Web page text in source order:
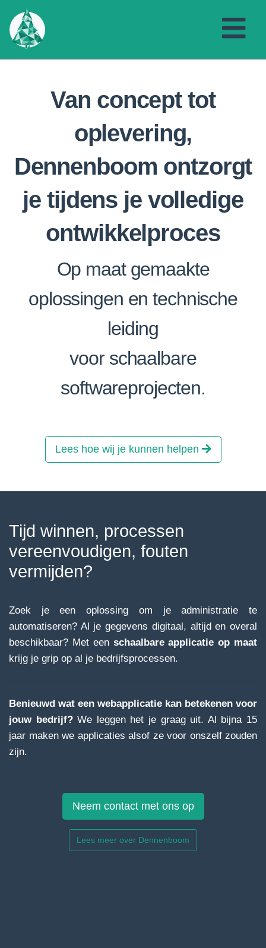
Van concept tot
oplevering,
Dennenboom ontzorgt
je tijdens je volledige
ontwikkelproces
Op maat gemaakte
oplossingen en technische
leiding
voor schaalbare
softwareprojecten.
Lees hoe wij je kunnen helpen
Tijd winnen, processen
vereenvoudigen, fouten
vermijden?
Zoek je een oplossing om je administratie te
automatiseren? Al je gegevens digitaal, altijd en overal
beschikbaar? Met een schaalbare applicatie op maat
krijg je grip op al je bedrijfsprocessen.
Benieuwd wat een webapplicatie kan betekenen voor
jouw bedrijf?We leggen het je graag uit. Al bijna 15
jaar maken we applicaties alsof ze voor onszelf zouden
zijn.
Neem contact met ons op
Lees meer over Dennenboom